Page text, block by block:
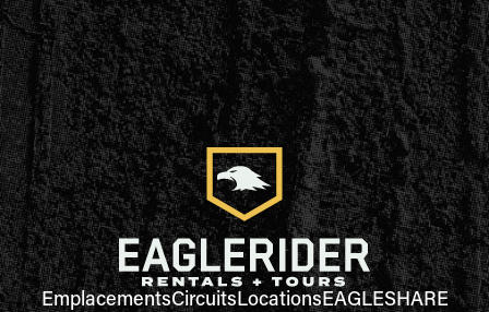
EmplacementsCircuitsLocationsEAGLESHARE